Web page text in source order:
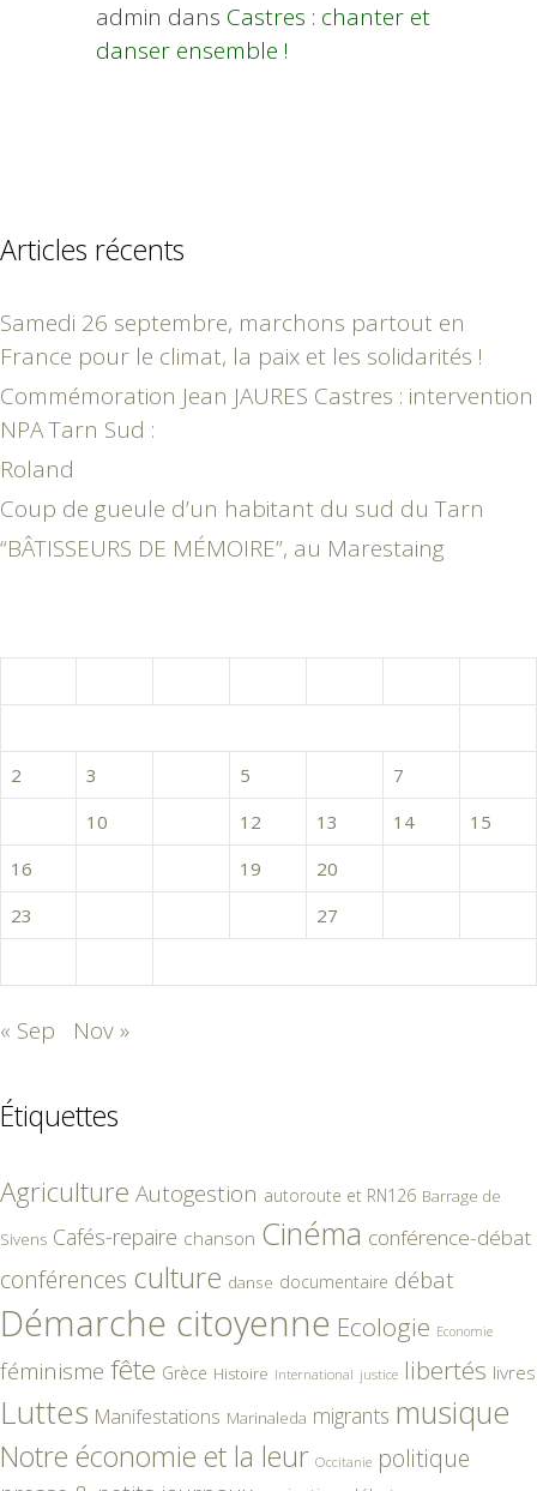
admin dans Castres : chanter et
danser ensemble !
Articles récents
Samedi 26 septembre, marchons partout en
France pour le climat, la paix et les solidarités !
Commémoration Jean JAURES Castres : intervention
NPA Tarn Sud :
Roland
Coup de gueule d’un habitant du sud du Tarn
“BÂTISSEURS DE MÉMOIRE”, au Marestaing
2
3 5 7
10 12 13 14
15
16
19 20
23
27
« Sep Nov »
Étiquettes
Agriculture Autogestion autoroute et RN126 Barrage de
Sivens Cafés-repaire chanson Cinéma conférence-débat
conférences culture danse documentaire débat
Démarche citoyenne Ecologie Economie
féminisme fête Grèce Histoire International justice libertés livres
Luttes Manifestations Marinaleda migrants musique
Notre économie et la leur Occitanie politique